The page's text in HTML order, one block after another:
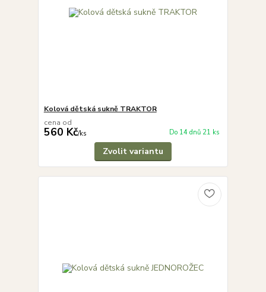
Kolová dětská sukně TRAKTOR
cena od
560 Kč/ks Do 14 dnů 21 ks
Zvolit variantu